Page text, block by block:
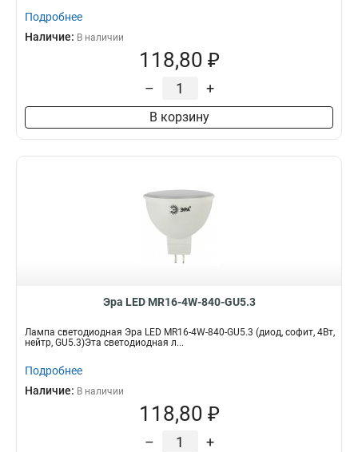
Подробнее
Наличие: В наличии
118,80 ₽
– +
В корзину
Эра LED MR16-4W-840-GU5.3
Лампа светодиодная Эра LED MR16-4W-840-GU5.3 (диод, софит, 4Вт,
нейтр, GU5.3)Эта светодиодная л...
Подробнее
Наличие: В наличии
118,80 ₽
– +